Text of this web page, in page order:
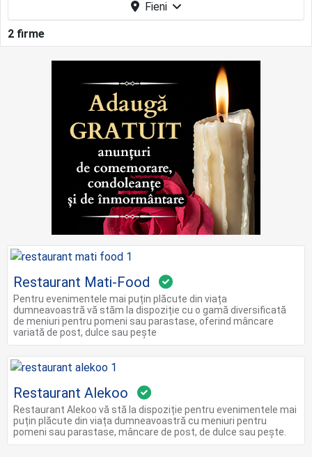
2 firme
Restaurant Mati-Food
Pentru evenimentele mai puțin plăcute din viața
dumneavoastră vă stăm la dispoziție cu o gamă diversificată
de meniuri pentru pomeni sau parastase, oferind mâncare
variată de post, dulce sau pește
Restaurant Alekoo
Restaurant Alekoo vă stă la dispoziție pentru evenimentele mai
puțin plăcute din viața dumneavoastră cu meniuri pentru
pomeni sau parastase, mâncare de post, de dulce sau pește.